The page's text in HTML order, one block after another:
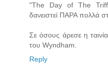
"The Day of The
δανειστεί ΠΑΡΑ πολλά
Σε όσους άρεσε η
του Wyndham.
Reply